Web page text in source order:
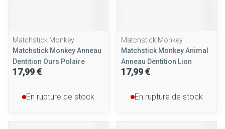
Matchstick Monkey
Matchstick Monkey Anneau
Dentition Ours Polaire
17,99 €
En rupture de stock
Matchstick Monkey
Matchstick Monkey Animal
Anneau Dentition Lion
17,99 €
En rupture de stock